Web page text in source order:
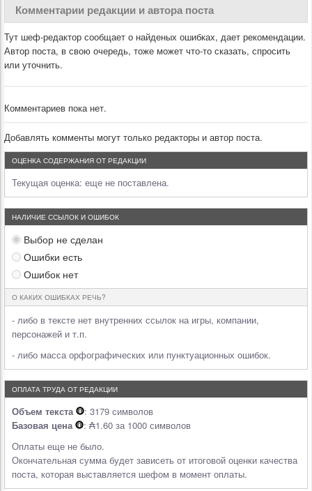
Комментарии редакции и автора поста
Тут шеф-редактор сообщает о найденых ошибках, дает рекомендации.
Автор поста, в свою очередь, тоже может что-то сказать, спросить
или уточнить.
Комментариев пока нет.
Добавлять комменты могут только редакторы и автор поста.
ОЦЕНКА СОДЕРЖАНИЯ ОТ РЕДАКЦИИ
Текущая оценка: еще не поставлена.
НАЛИЧИЕ ССЫЛОК И ОШИБОК
Выбор не сделан
Ошибки есть
Ошибок нет
О КАКИХ ОШИБКАХ РЕЧЬ?
- либо в тексте нет внутренних ссылок на игры, компании,
персонажей и т.п.
- либо масса орфографических или пунктуационных ошибок.
ОПЛАТА ТРУДА ОТ РЕДАКЦИИ
Объем текста
: 3179 символов
Базовая цена
: ₳1.60 за 1000 символов
Оплаты еще не было.
Окончательная сумма будет зависеть от итоговой оценки качества
поста, которая выставляется шефом в момент оплаты.